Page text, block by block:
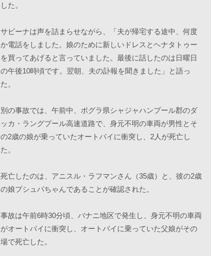
した。
サビーナは声を詰まらせながら、「夫が帰宅する途中、何度
か電話をしました。娘のために新しいドレスとヘナタトゥー
を買ってあげると言っていました。最後に話したのは日曜日
の午後10時頃です。翌朝、夫の訃報を聞きました」と語っ
た。
別の事故では、午前中、ボグラ県シャジャハンプール郡のダ
ッカ・ラングプール高速道路で、身元不明の車両が男性とそ
の2歳の娘が乗っていたオートバイに衝突し、2人が死亡し
た。
死亡したのは、アニスル・ラフマンさん（35歳）と、彼の2歳
の娘プシュパちゃんであることが確認された。
事故は午前6時30分頃、バナニ地区で発生し、身元不明の車両
がオートバイに衝突し、オートバイに乗っていた父娘がその
場で死亡した。